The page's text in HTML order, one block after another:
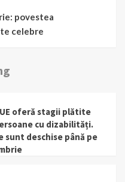
povestea
celebre
oferă stagii plătite
cu dizabilități.
sunt deschise până pe